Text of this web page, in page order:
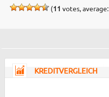
(11 votes, average:
KREDITVERGLEICH